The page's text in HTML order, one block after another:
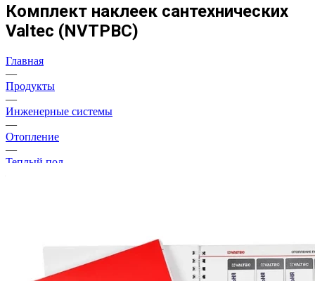
Комплект наклеек сантехнических
Valtec (NVTPBC)
Главная
—
Продукты
—
Инженерные системы
—
Отопление
—
Теплый пол